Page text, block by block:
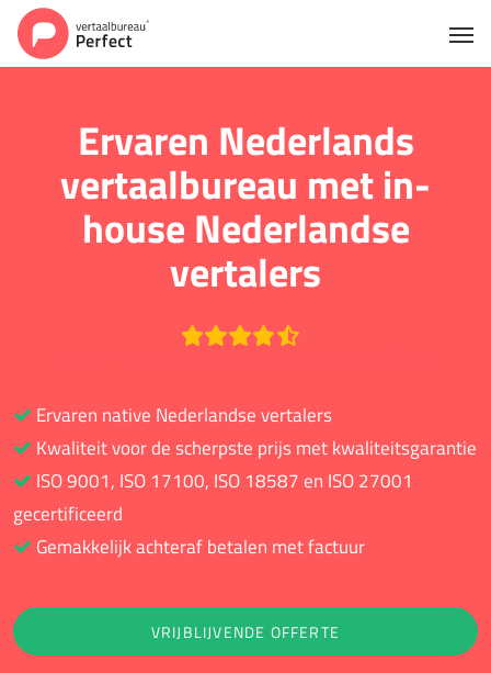
Ervaren Nederlands
vertaalbureau met in-
house Nederlandse
vertalers
Ervaren native Nederlandse vertalers
Kwaliteit voor de scherpste prijs met kwaliteitsgarantie
ISO 9001, ISO 17100, ISO 18587 en ISO 27001
gecertificeerd
Gemakkelijk achteraf betalen met factuur
VRIJBLIJVENDE OFFERTE